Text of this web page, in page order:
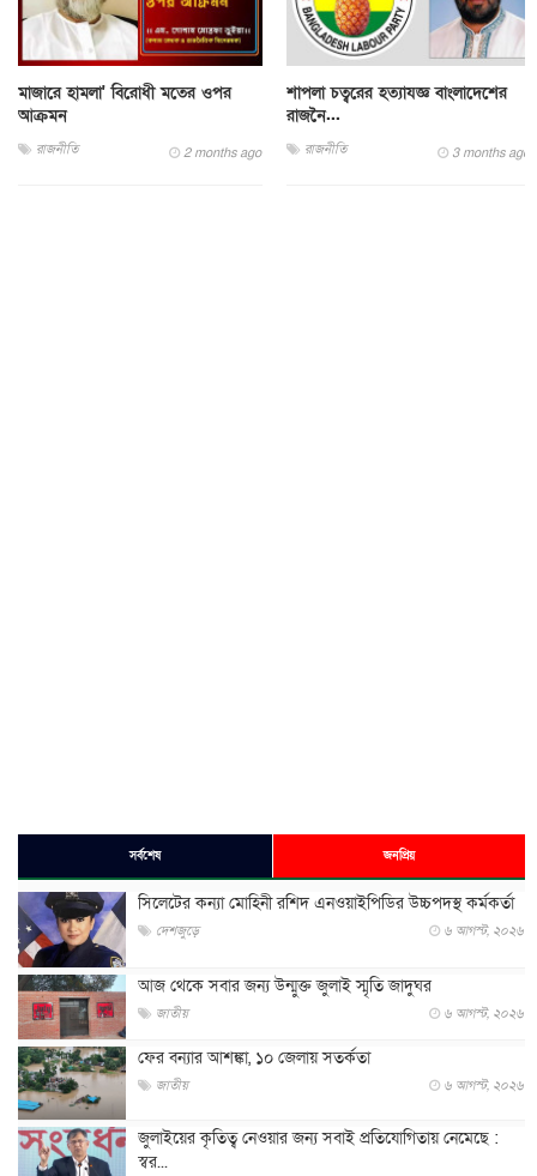
মাজারে হামলা' বিরোধী মতের ওপর
আক্রমন
রাজনীতি 2 months ago
শাপলা চত্বরের হত্যাযজ্ঞ বাংলাদেশের
রাজনৈ...
রাজনীতি 3 months ago
সর্বশেষ জনপ্রিয়
সিলেটের কন্যা মোহিনী রশিদ এনওয়াইপিডির উচ্চপদস্থ কর্মকর্তা
দেশজুড়ে ৬ আগস্ট, ২০২৬
আজ থেকে সবার জন্য উন্মুক্ত জুলাই স্মৃতি জাদুঘর
জাতীয় ৬ আগস্ট, ২০২৬
ফের বন্যার আশঙ্কা, ১০ জেলায় সতর্কতা
জাতীয় ৬ আগস্ট, ২০২৬
জুলাইয়ের কৃতিত্ব নেওয়ার জন্য সবাই প্রতিযোগিতায় নেমেছে :
স্বর...